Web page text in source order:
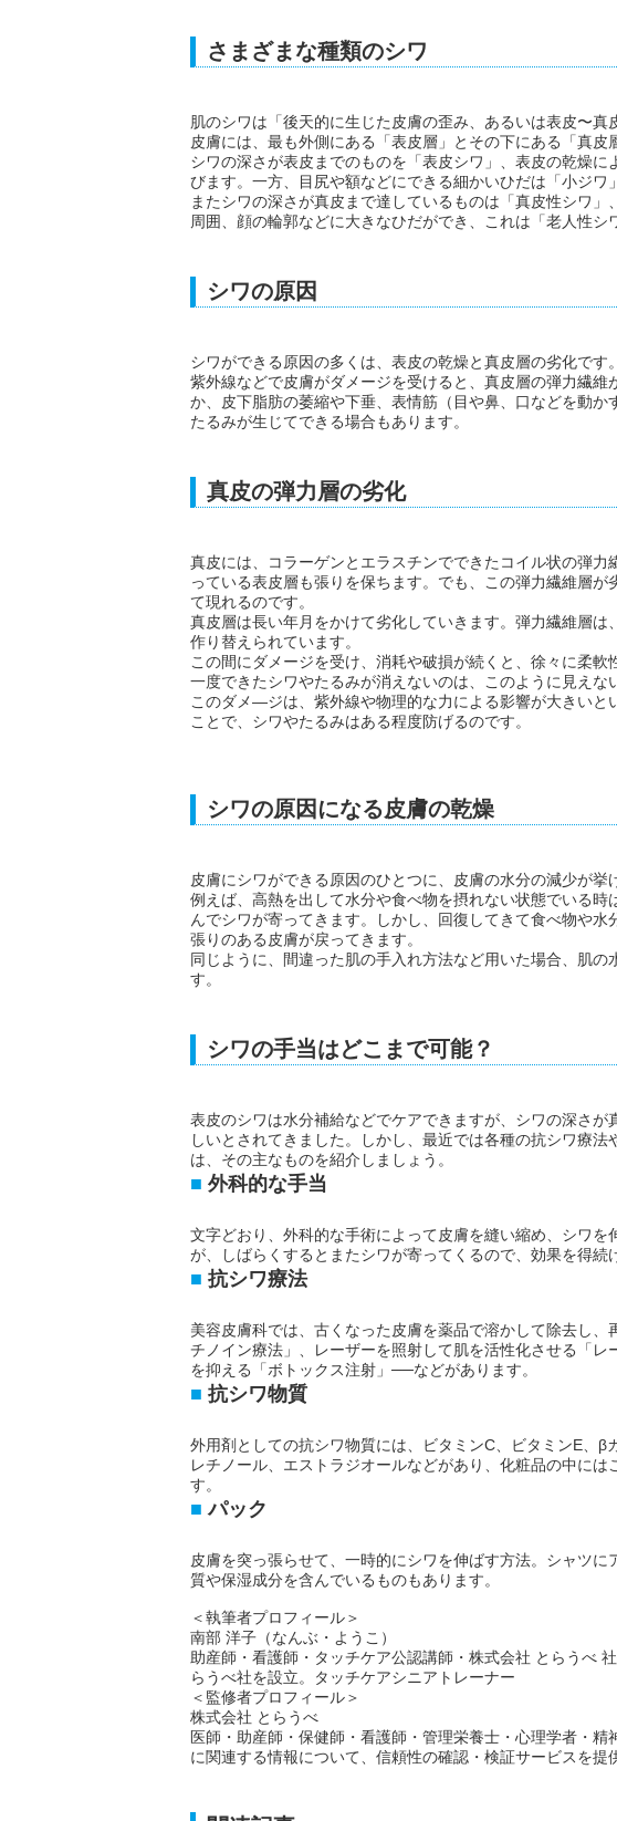
さまざまな種類のシワ
肌のシワは「後天的に生じた皮膚の歪み、あるいは表皮〜真
皮膚には、最も外側にある「表皮層」とその下にある「真皮
シワの深さが表皮までのものを「表皮シワ」、表皮の乾燥
びます。一方、目尻や額などにできる細かいひだは「小ジワ
またシワの深さが真皮まで達しているものは「真皮性シワ
周囲、顔の輪郭などに大きなひだができ、これは「老人性シ
シワの原因
シワができる原因の多くは、表皮の乾燥と真皮層の劣化です。
紫外線などで皮膚がダメージを受けると、真皮層の弾力繊
か、皮下脂肪の萎縮や下垂、表情筋（目や鼻、口などを動
たるみが生じてできる場合もあります。
真皮の弾力層の劣化
真皮には、コラーゲンとエラスチンでできたコイル状の弾
っている表皮層も張りを保ちます。でも、この弾力繊維層
て現れるのです。
真皮層は長い年月をかけて劣化していきます。弾力繊維層
作り替えられています。
この間にダメージを受け、消耗や破損が続くと、徐々に柔軟
一度できたシワやたるみが消えないのは、このように見えな
このダメ―ジは、紫外線や物理的な力による影響が大きいと
ことで、シワやたるみはある程度防げるのです。
シワの原因になる皮膚の乾燥
皮膚にシワができる原因のひとつに、皮膚の水分の減少が挙
例えば、高熱を出して水分や食べ物を摂れない状態でいる
んでシワが寄ってきます。しかし、回復してきて食べ物や水
張りのある皮膚が戻ってきます。
同じように、間違った肌の手入れ方法など用いた場合、肌
す。
シワの手当はどこまで可能？
表皮のシワは水分補給などでケアできますが、シワの深さ
しいとされてきました。しかし、最近では各種の抗シワ療
は、その主なものを紹介しましょう。
外科的な手当
文字どおり、外科的な手術によって皮膚を縫い縮め、シワ
が、しばらくするとまたシワが寄ってくるので、効果を得続
抗シワ療法
美容皮膚科では、古くなった皮膚を薬品で溶かして除去し
チノイン療法」、レーザーを照射して肌を活性化させる「
を抑える「ボトックス注射」──などがあります。
抗シワ物質
外用剤としての抗シワ物質には、ビタミンC、ビタミンE、β
レチノール、エストラジオールなどがあり、化粧品の中に
す。
パック
皮膚を突っ張らせて、一時的にシワを伸ばす方法。シャツ
質や保湿成分を含んでいるものもあります。
＜執筆者プロフィール＞
南部 洋子（なんぶ・ようこ）
助産師・看護師・タッチケア公認講師・株式会社 とらうべ
らうべ社を設立。タッチケアシニアトレーナー
＜監修者プロフィール＞
株式会社 とらうべ
医師・助産師・保健師・看護師・管理栄養士・心理学者・
に関連する情報について、信頼性の確認・検証サービスを提